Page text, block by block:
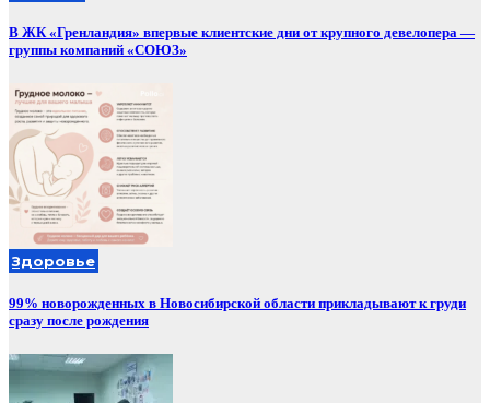
В ЖК «Гренландия» впервые клиентские дни от крупного девелопера —
группы компаний «СОЮЗ»
Здоровье
99% новорожденных в Новосибирской области прикладывают к груди
сразу после рождения